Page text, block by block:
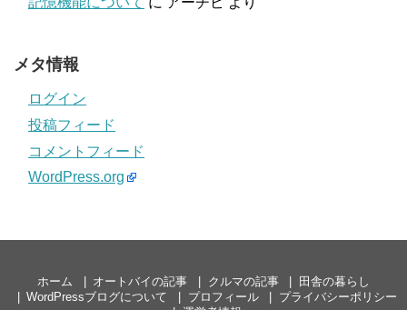
メタ情報
ログイン
投稿フィード
コメントフィード
WordPress.org
ホーム オートバイの記事 クルマの記事
田舎の暮らし
WordPressブログについて
プロフィール
プライバシーポリシー